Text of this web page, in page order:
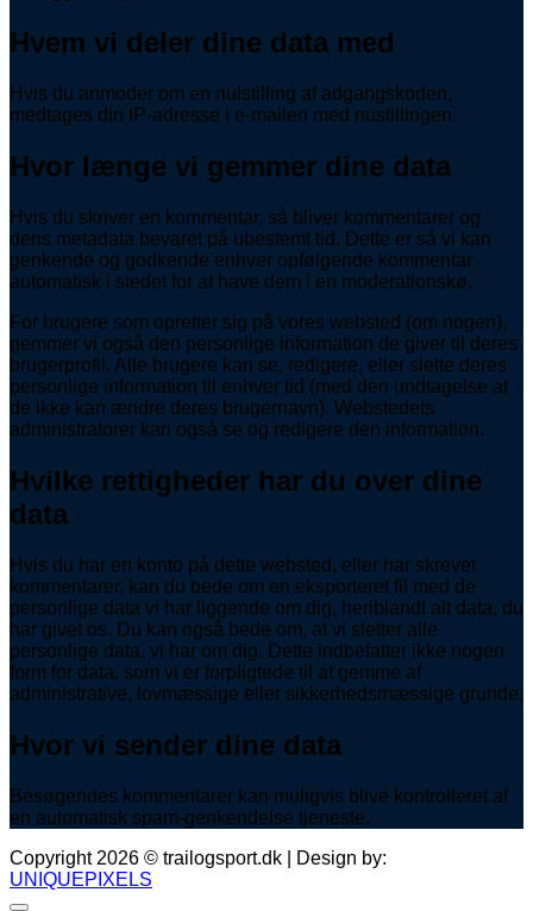
Hvem vi deler dine data med
Hvis du anmoder om en nulstilling af adgangskoden,
medtages din IP-adresse i e-mailen med nustillingen.
Hvor længe vi gemmer dine data
Hvis du skriver en kommentar, så bliver kommentarer og
dens metadata bevaret på ubestemt tid. Dette er så vi kan
genkende og godkende enhver opfølgende kommentar
automatisk i stedet for at have dem i en moderationskø.
For brugere som opretter sig på vores websted (om nogen),
gemmer vi også den personlige information de giver til deres
brugerprofil. Alle brugere kan se, redigere, eller slette deres
personlige information til enhver tid (med den undtagelse at
de ikke kan ændre deres brugernavn). Webstedets
administratorer kan også se og redigere den information.
Hvilke rettigheder har du over dine
data
Hvis du har en konto på dette websted, eller har skrevet
kommentarer, kan du bede om en eksporteret fil med de
personlige data vi har liggende om dig, heriblandt alt data, du
har givet os. Du kan også bede om, at vi sletter alle
personlige data, vi har om dig. Dette indbefatter ikke nogen
form for data, som vi er forpligtede til at gemme af
administrative, lovmæssige eller sikkerhedsmæssige grunde.
Hvor vi sender dine data
Besøgendes kommentarer kan muligvis blive kontrolleret af
en automatisk spam-genkendelse tjeneste.
Copyright 2026 © trailogsport.dk | Design by:
UNIQUEPIXELS